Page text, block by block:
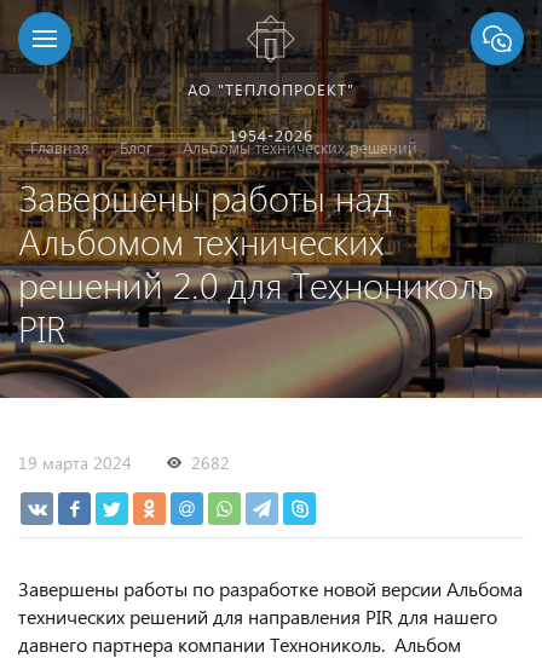
АО "ТЕПЛОПРОЕКТ"
1954-2026
Главная Блог Альбомы технических решений
Завершены работы над
Альбомом технических
решений 2.0 для Технониколь
PIR
19 марта 2024 2682
Завершены работы по разработке новой версии Альбома
технических решений для направления PIR для нашего
давнего партнера компании Технониколь. Альбом